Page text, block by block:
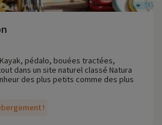
!
pédalo, bouées tractées,
dans un site naturel classé Natura
des plus petits comme des plus